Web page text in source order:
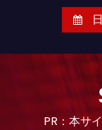
PR：本サ